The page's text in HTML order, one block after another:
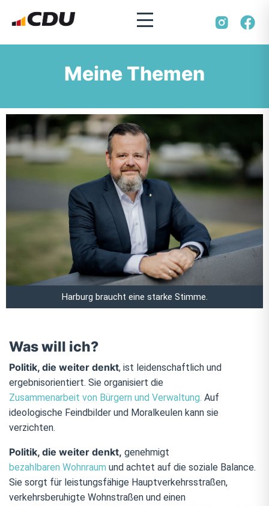
Meine Themen
Was will ich?
Politik, die weiter denkt, ist leidenschaftlich und
ergebnisorientiert. Sie organisiert die
Zusammenarbeit von Bürgern und Verwaltung. Auf
ideologische Feindbilder und Moralkeulen kann sie
verzichten.
Politik, die weiter denkt, genehmigt
bezahlbaren Wohnraum und achtet auf die soziale Balance.
Sie sorgt für leistungsfähige Hauptverkehrsstraßen,
verkehrsberuhigte Wohnstraßen und einen
Harburg braucht eine starke Stimme.